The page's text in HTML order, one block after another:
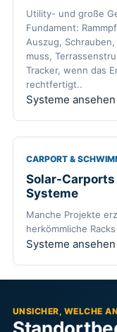
Utility- und große
Fundament:
Auszug,
muss,
Tracker, wenn das
rechtfertigt..
Systeme
CARPORT &
Solar-
Systeme
Manche Projekte
herkömmliche
Systeme
UNSICHER, WELCHE